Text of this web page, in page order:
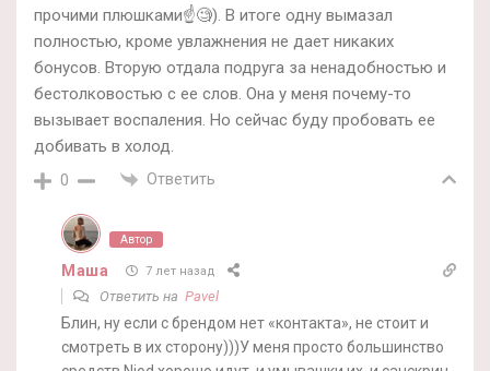
прочими плюшками☝️🧐). В итоге одну вымазал
полностью, кроме увлажнения не дает никаких
бонусов. Вторую отдала подруга за ненадобностью и
бестолковостью с ее слов. Она у меня почему-то
вызывает воспаления. Но сейчас буду пробовать ее
добивать в холод.
0 Ответить
Автор
Маша 7 лет назад
Ответить на Pavel
Блин, ну если с брендом нет «контакта», не стоит и
смотреть в их сторону)))У меня просто большинство